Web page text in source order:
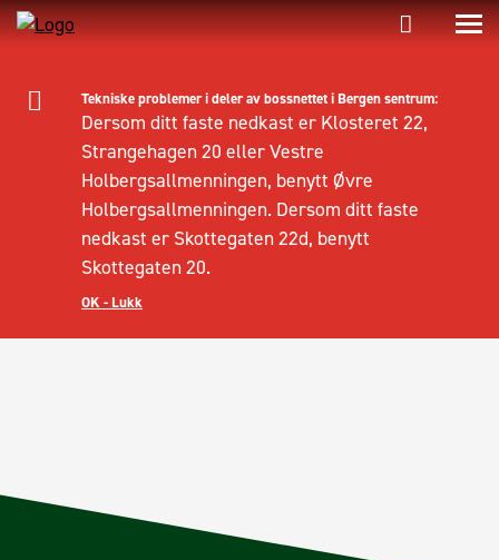
Tekniske problemer i deler av bossnettet i Bergen sentrum:
Dersom ditt faste nedkast er Klosteret 22,
Strangehagen 20 eller Vestre
Holbergsallmenningen, benytt Øvre
Holbergsallmenningen. Dersom ditt faste
nedkast er Skottegaten 22d, benytt
Skottegaten 20.
OK - Lukk